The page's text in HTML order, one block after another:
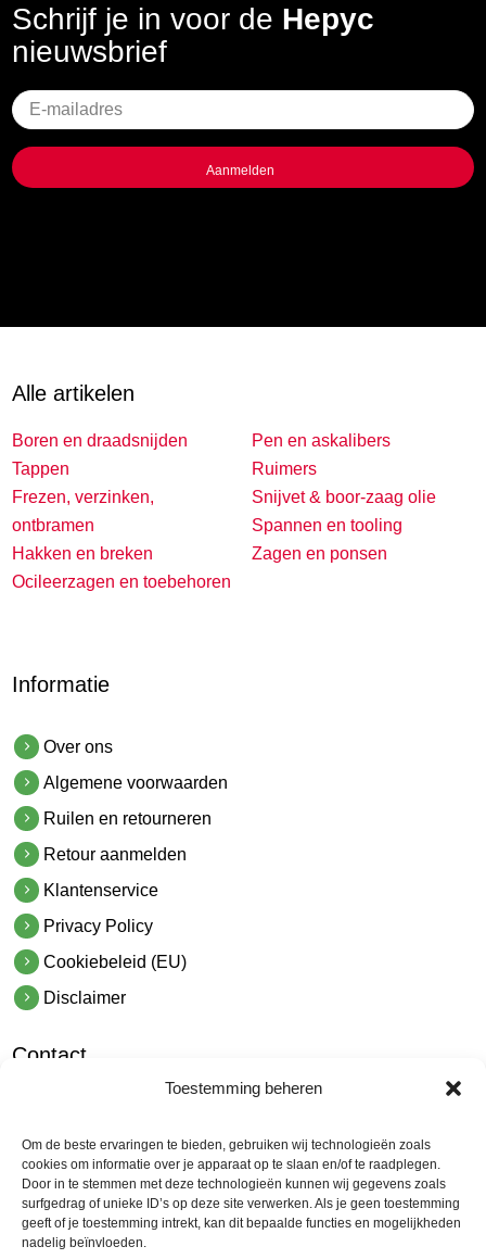
Toestemming beheren
Om de beste ervaringen te bieden, gebruiken wij technologieën zoals
cookies om informatie over je apparaat op te slaan en/of te raadplegen.
Door in te stemmen met deze technologieën kunnen wij gegevens zoals
surfgedrag of unieke ID’s op deze site verwerken. Als je geen toestemming
geeft of je toestemming intrekt, kan dit bepaalde functies en mogelijkheden
nadelig beïnvloeden.
Schrijf je in voor de Hepyc
nieuwsbrief
Geen
titel
Alle artikelen
Boren en draadsnijden
Tappen
Frezen, verzinken,
ontbramen
Hakken en breken
Ocileerzagen en toebehoren
Pen en askalibers
Ruimers
Snijvet & boor-zaag olie
Spannen en tooling
Zagen en ponsen
Informatie
Over ons
Algemene voorwaarden
Ruilen en retourneren
Retour aanmelden
Klantenservice
Privacy Policy
Cookiebeleid (EU)
Disclaimer
Contact
t.0228 53 00 40
e.info@hetindustriehuis.com
KVK 51483904
BTW NL850044522B01